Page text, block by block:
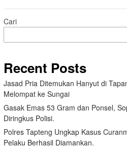
Cari
Recent Posts
Jasad Pria Ditemukan Hanyut di
Melompat ke Sungai
Gasak Emas 53 Gram dan Ponsel,
Diringkus Polisi.
Polres Tapteng Ungkap Kasus
Pelaku Berhasil Diamankan.